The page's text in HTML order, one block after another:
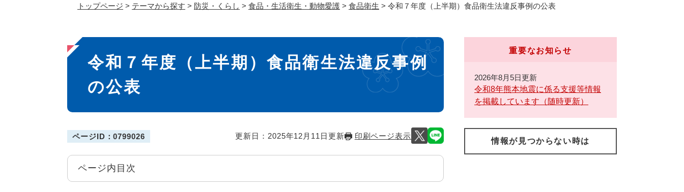
トップページ > テーマから探す > 防災・くらし > 食品・生活衛生・動物愛護 > 食品衛生 > 令和７年度（上半期）食品衛生法違反事例の公表
本
文
令和７年度（上半期）食品衛生法違反事例
の公表
ページID：0799026 更新日：2025年12月11日更新 印刷ページ表示
ページ内目次
重要なお知らせ
2026年8月5日更新
令和8年熊本地震に係る支援等情報
を掲載しています（随時更新）
情報が見つからない時は